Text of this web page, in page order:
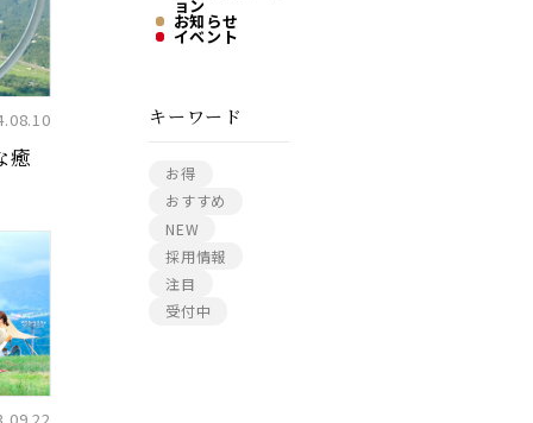
癒
ョン
お知らせ
イベント
キーワード
お得
おすすめ
NEW
採用情報
注目
受付中